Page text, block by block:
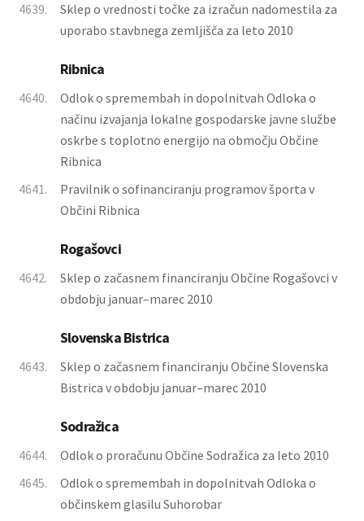
4639.
Sklep o vrednosti točke za izračun nadomestila za
uporabo stavbnega zemljišča za leto 2010
Ribnica
4640.
Odlok o spremembah in dopolnitvah Odloka o
načinu izvajanja lokalne gospodarske javne službe
oskrbe s toplotno energijo na območju Občine
Ribnica
4641.
Pravilnik o sofinanciranju programov športa v
Občini Ribnica
Rogašovci
4642.
Sklep o začasnem financiranju Občine Rogašovci v
obdobju januar–marec 2010
Slovenska Bistrica
4643.
Sklep o začasnem financiranju Občine Slovenska
Bistrica v obdobju januar–marec 2010
Sodražica
4644.
Odlok o proračunu Občine Sodražica za leto 2010
4645.
Odlok o spremembah in dopolnitvah Odloka o
občinskem glasilu Suhorobar